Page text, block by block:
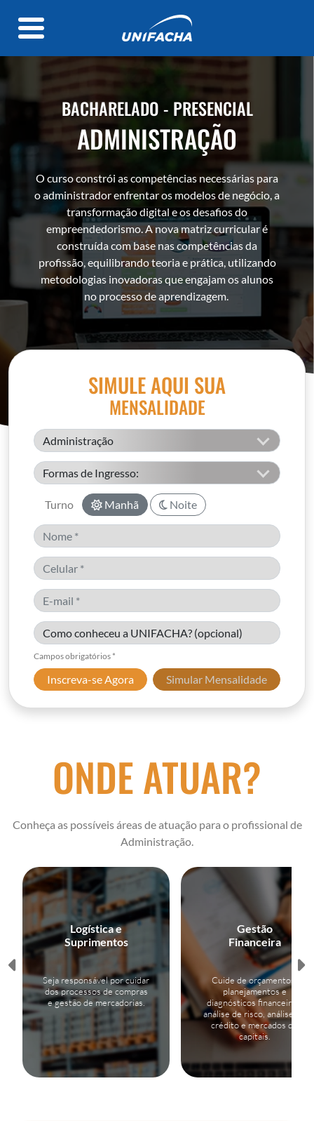
BACHARELADO - PRESENCIAL
ADMINISTRAÇÃO
O curso constrói as competências necessárias para
o administrador enfrentar os modelos de negócio, a
transformação digital e os desafios do
empreendedorismo. A nova matriz curricular é
construída com base nas competências da
profissão, equilibrando teoria e prática, utilizando
metodologias inovadoras que engajam os alunos
no processo de aprendizagem.
SIMULE AQUI SUA
MENSALIDADE
Turno Manhã Noite
Campos obrigatórios *
Inscreva-se Agora Simular Mensalidade
ONDE ATUAR?
Conheça as possíveis áreas de atuação para o profissional de
Administração.
Logística e
Suprimentos
Seja responsável por cuidar
dos processos de compras
e gestão de mercadorias.
Gestão
Financeira
Cuide de orçamentos,
planejamentos e
diagnósticos financeiros,
análise de risco, análise de
crédito e mercados de
capitais.